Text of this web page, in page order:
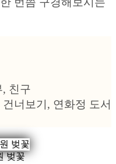
친구
너보기, 연화정 도서
벚꽃